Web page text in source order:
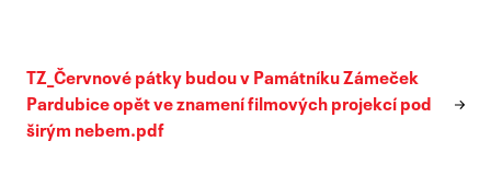
TZ_Červnové pátky budou v Památníku Zámeček
Pardubice opět ve znamení filmových projekcí pod
širým nebem.pdf